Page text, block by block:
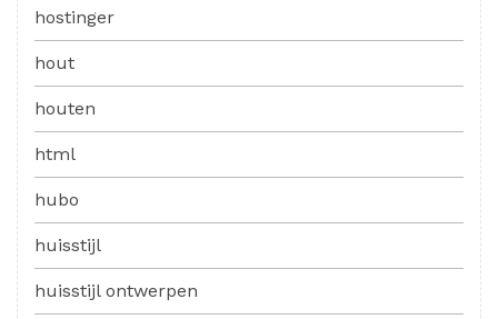
hostinger
hout
houten
html
hubo
huisstijl
huisstijl ontwerpen